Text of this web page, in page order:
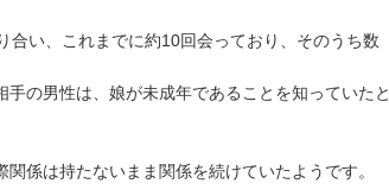
い、これまでに約10回会っており、そのうち数
の男性は、娘が未成年であることを知っていたと
係は持たないまま関係を続けていたようです。